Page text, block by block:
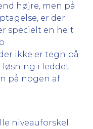
højre, men på
er der
specielt en helt
ikke er tegn på
i leddet
på nogen af
niveauforskel